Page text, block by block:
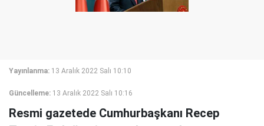
Yayınlanma: 13 Aralık 2022 Salı 10:10
Güncelleme: 13 Aralık 2022 Salı 10:16
Resmi gazetede Cumhurbaşkanı Recep